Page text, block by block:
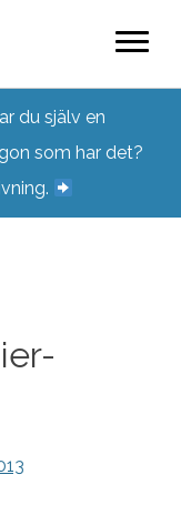
du själv en
som har det?